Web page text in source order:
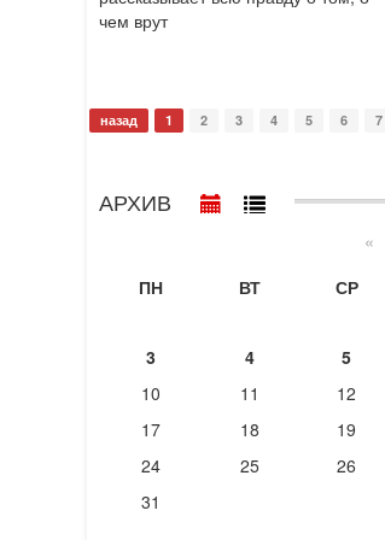
чем врут
назад 1 2 3 4 5 6 7
АРХИВ
«
ПН
ВТ СР
3
4 5
10
11 12
17
18 19
24
25 26
31